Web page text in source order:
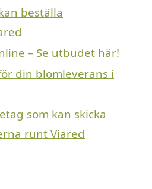
beställa
– Se utbudet här!
din blomleverans i
som kan skicka
runt Viared